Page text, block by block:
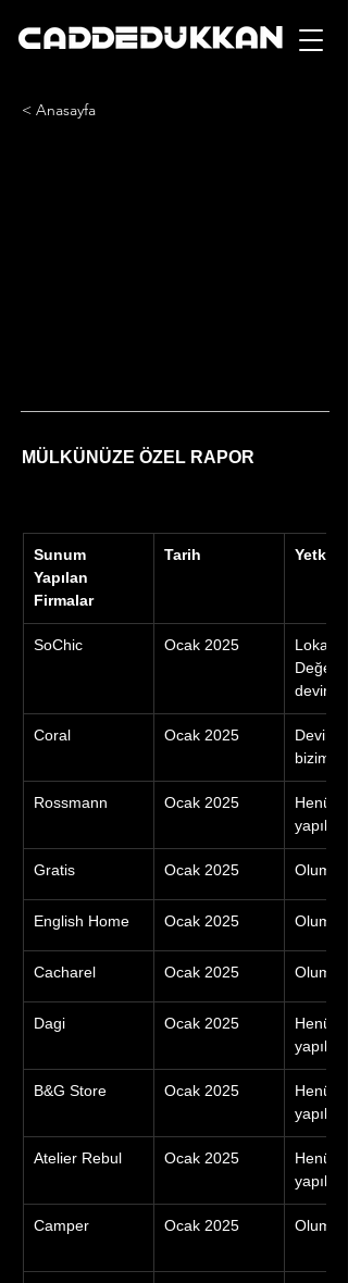
< Anasayfa
MÜLKÜNÜZE ÖZEL RAPOR
Sunum
Yapılan
Firmalar
Tarih Yetkili
SoChic Ocak 2025
devir
Coral Ocak 2025
Devir
bizim
Rossmann Ocak 2025
Henüz
Gratis Ocak 2025 Olumsuz
English Home Ocak 2025 Olumsuz
Cacharel Ocak 2025 Olumsuz
Dagi Ocak 2025
Henüz
B&G Store Ocak 2025
Henüz
Atelier Rebul Ocak 2025
Henüz
Camper Ocak 2025 Olumsuz